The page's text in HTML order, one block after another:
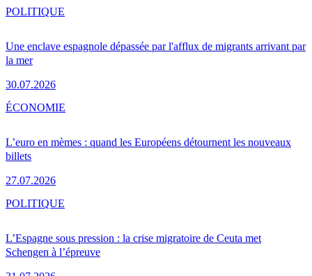
Une enclave espagnole dépassée par l'afflux de migrants arrivant par
la mer
30.07.2026
POLITIQUE
L’euro en mèmes : quand les Européens détournent les nouveaux
billets
27.07.2026
ÉCONOMIE
L’Espagne sous pression : la crise migratoire de Ceuta met
Schengen à l’épreuve
POLITIQUE